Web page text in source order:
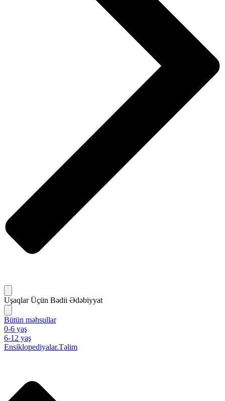
Uşaqlar Üçün Bədii Ədəbiyyat
Bütün məhsullar
0-6 yaş
6-12 yaş
Ensiklopediyalar.Təlim